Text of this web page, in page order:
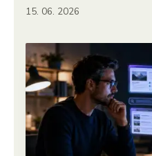
15. 06. 2026